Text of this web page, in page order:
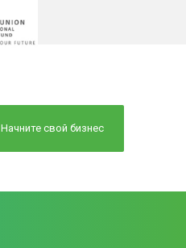
Начните свой бизнес